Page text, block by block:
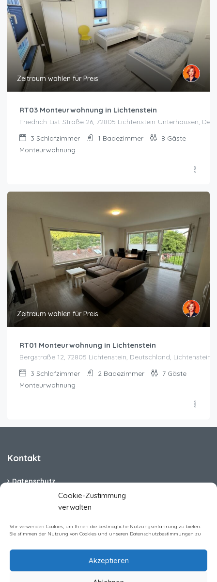
Cookie-Zustimmung
verwalten
Wir verwenden Cookies, um Ihnen die bestmögliche Nutzungserfahrung zu bieten.
Sie stimmen der Nutzung von Cookies und unseren Datenschutzbestimmungen zu
Akzeptieren
Zeitraum wählen für Preis
RT03 Monteurwohnung in Lichtenstein
Friedrich-List-Straße 26, 72805 Lichtenstein-Unterhausen,
3 Schlafzimmer 1 Badezimmer 8 Gäste
Monteurwohnung
Zeitraum wählen für Preis
RT01 Monteurwohnung in Lichtenstein
Bergstraße 12, 72805 Lichtenstein, Deutschland, Lichtenstein
3 Schlafzimmer 2 Badezimmer 7 Gäste
Monteurwohnung
Kontakt
Datenschutz
Cookie-Richtlinie (EU)
Barrierefreiheit